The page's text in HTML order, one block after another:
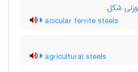
شکل
acicular ferrite steels
agricultural steels